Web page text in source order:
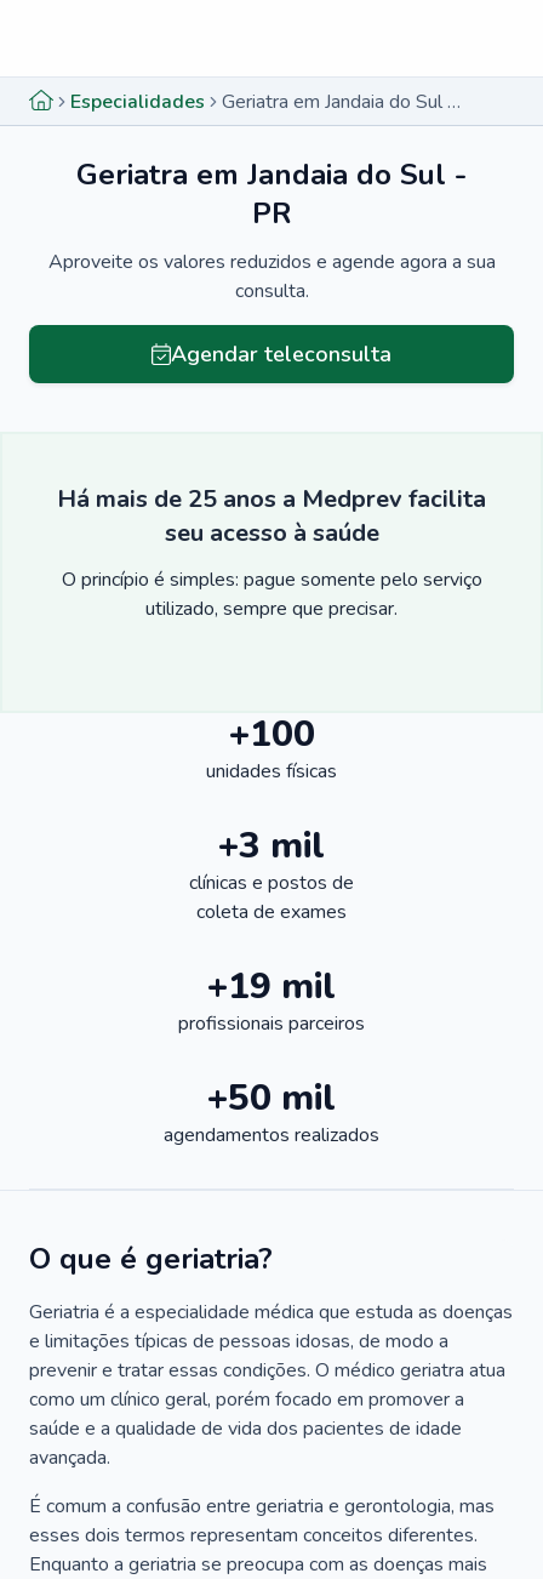
Especialidades Geriatra em Jandaia do Sul - PR
Geriatra em Jandaia do Sul -
PR
Aproveite os valores reduzidos e agende agora a sua
consulta.
Agendar teleconsulta
Há mais de 25 anos a Medprev facilita
seu acesso à saúde
O princípio é simples: pague somente pelo serviço
utilizado, sempre que precisar.
+100
unidades físicas
+3 mil
clínicas e postos de
coleta de exames
+19 mil
profissionais parceiros
+50 mil
agendamentos realizados
O que é geriatria?
Geriatria é a especialidade médica que estuda as doenças
e limitações típicas de pessoas idosas, de modo a
prevenir e tratar essas condições. O médico geriatra atua
como um clínico geral, porém focado em promover a
saúde e a qualidade de vida dos pacientes de idade
avançada.
É comum a confusão entre geriatria e gerontologia, mas
esses dois termos representam conceitos diferentes.
Enquanto a geriatria se preocupa com as doenças mais